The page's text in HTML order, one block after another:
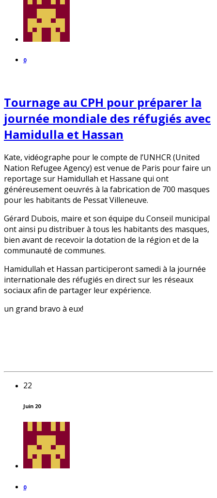
0
Tournage au CPH pour préparer la
journée mondiale des réfugiés avec
Hamidulla et Hassan
Kate, vidéographe pour le compte de l’UNHCR (United
Nation Refugee Agency) est venue de Paris pour faire un
reportage sur Hamidullah et Hassane qui ont
généreusement oeuvrés à la fabrication de 700 masques
pour les habitants de Pessat Villeneuve.
Gérard Dubois, maire et son équipe du Conseil municipal
ont ainsi pu distribuer à tous les habitants des masques,
bien avant de recevoir la dotation de la région et de la
communauté de communes.
Hamidullah et Hassan participeront samedi à la journée
internationale des réfugiés en direct sur les réseaux
sociaux afin de partager leur expérience.
un grand bravo à eux!
22
Juin 20
0